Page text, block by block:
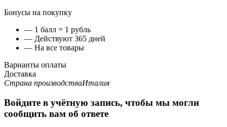
Бонусы на покупку
— 1 балл = 1 рубль
— Действуют 365 дней
— На все товары
Варианты оплаты
Доставка
Страна производстваИталия
Войдите в учётную запись, чтобы мы могли
сообщить вам об ответе